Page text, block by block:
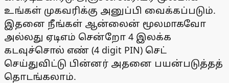
உங்கள் முகவரிக்கு அனுப்பி வைக்கப்படும்.
இதனை நீங்கள் ஆன்லைன் மூலமாகவோ
அல்லது ஏடிஎம் சென்றோ 4 இலக்க
கடவுச்சொல் எண் (4 digit PIN) செட்
செய்துவிட்டு பின்னர் அதனை பயன்படுத்தத்
தொடங்கலாம்.